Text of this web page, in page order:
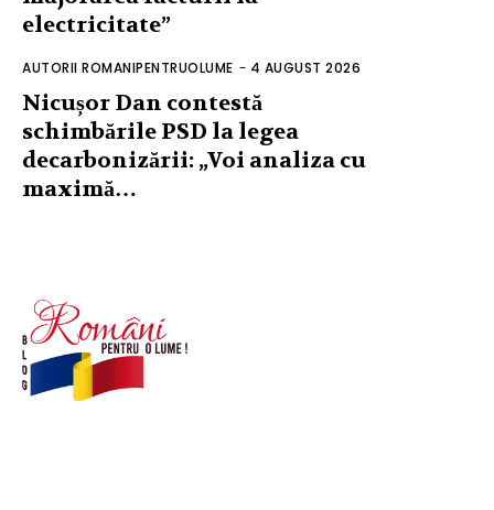
electricitate”
AUTORII ROMANIPENTRUOLUME - 4 AUGUST 2026
Nicușor Dan contestă
schimbările PSD la legea
decarbonizării: „Voi analiza cu
maximă…